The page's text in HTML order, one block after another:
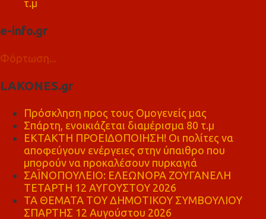
τ.μ
e-info.gr
Φόρτωση...
LAKONES.gr
Πρόσκληση προς τους Ομογενείς μας
Σπάρτη, ενοικιάζεται διαμέρισμα 80 τ.μ
ΕΚΤΑΚΤΗ ΠΡΟΕΙΔΟΠΟΙΗΣΗ! Οι πολίτες να
αποφεύγουν ενέργειες στην ύπαιθρο που
μπορούν να προκαλέσουν πυρκαγιά
ΣΑΪΝΟΠΟΥΛΕΙΟ: ΕΛΕΩΝΟΡΑ ΖΟΥΓΑΝΕΛΗ
ΤΕΤΑΡΤΗ 12 ΑΥΓΟΥΣΤΟΥ 2026
ΤΑ ΘΕΜΑΤΑ ΤΟΥ ΔΗΜΟΤΙΚΟΥ ΣΥΜΒΟΥΛΙΟΥ
ΣΠΑΡΤΗΣ 12 Αυγούστου 2026